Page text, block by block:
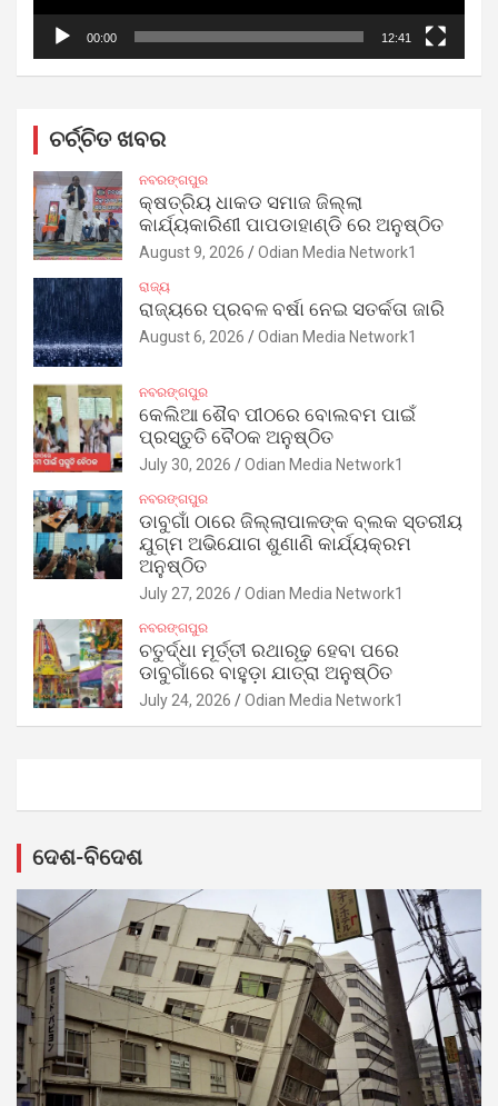
00:00 12:41
ଚର୍ଚ୍ଚିତ ଖବର
ନବରଙ୍ଗପୁର
କ୍ଷତ୍ରିୟ ଧାକଡ ସମାଜ ଜିଲ୍ଲା
କାର୍ଯ୍ୟକାରିଣୀ ପାପଡାହାଣ୍ଡି ରେ ଅନୁଷ୍ଠିତ
August 9, 2026 Odian Media Network1
ରାଜ୍ୟ
ରାଜ୍ୟରେ ପ୍ରବଳ ବର୍ଷା ନେଇ ସତର୍କତା ଜାରି
August 6, 2026 Odian Media Network1
ନବରଙ୍ଗପୁର
କେଲିଆ ଶୈବ ପୀଠରେ ବୋଲବମ ପାଇଁ
ପ୍ରସ୍ତୁତି ବୈଠକ ଅନୁଷ୍ଠିତ
July 30, 2026 Odian Media Network1
ନବରଙ୍ଗପୁର
ଡାବୁଗାଁ ଠାରେ ଜିଲ୍ଲାପାଳଙ୍କ ବ୍ଲକ ସ୍ତରୀୟ
ଯୁଗ୍ମ ଅଭିଯୋଗ ଶୁଣାଣି କାର୍ଯ୍ୟକ୍ରମ
ଅନୁଷ୍ଠିତ
July 27, 2026 Odian Media Network1
ନବରଙ୍ଗପୁର
ଚତୁର୍ଦ୍ଧା ମୂର୍ତ୍ତୀ ରଥାରୂଢ଼ ହେବା ପରେ
ଡାବୁଗାଁରେ ବାହୁଡ଼ା ଯାତ୍ରା ଅନୁଷ୍ଠିତ
July 24, 2026 Odian Media Network1
ଦେଶ-ବିଦେଶ